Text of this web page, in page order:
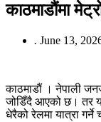
काठमाडौंमा
. June 13,
काठमाडौं । नेपाली
जोडिँदै आएको छ। तर
धेरैको रेलमा यात्रा